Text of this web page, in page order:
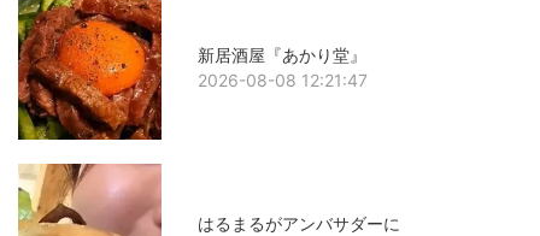
新居酒屋『あかり堂』
2026-08-08 12:21:47
はるまるがアンバサダーに